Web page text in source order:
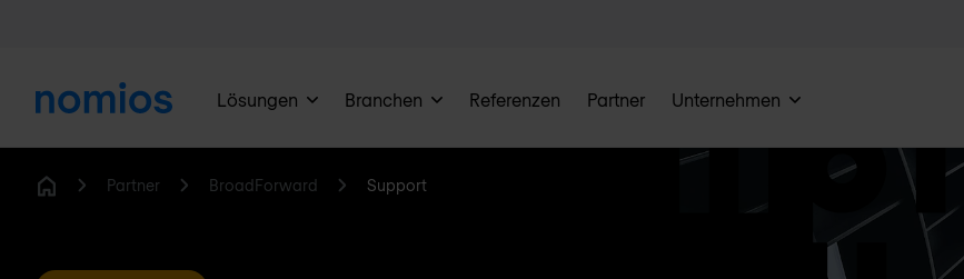
Lösungen Branchen Referenzen Partner Unternehmen
Partner BroadForward Support